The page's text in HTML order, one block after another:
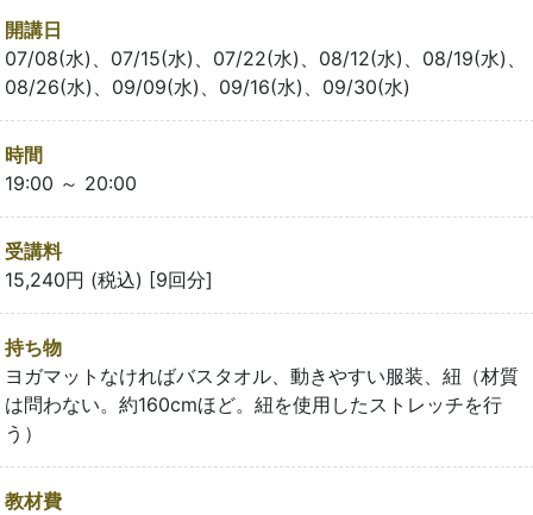
開講日
07/08(水)、07/15(水)、07/22(水)、08/12(水)、08/19(水)、
08/26(水)、09/09(水)、09/16(水)、09/30(水)
時間
19:00 ～ 20:00
受講料
15,240円 (税込) [9回分]
持ち物
ヨガマットなければバスタオル、動きやすい服装、紐（材質
は問わない。約160cmほど。紐を使用したストレッチを行
う）
教材費